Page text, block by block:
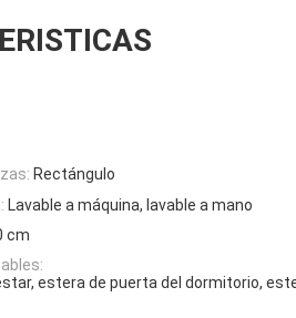
Rectángulo
Lavable a máquina, lavable a mano
cm
estera de puerta del dormitorio,